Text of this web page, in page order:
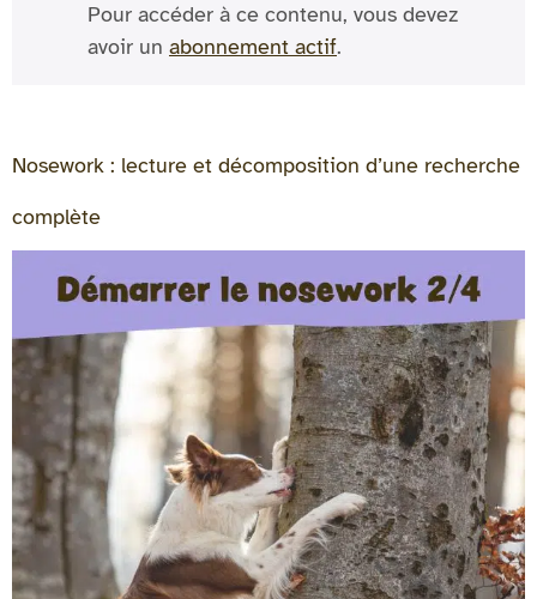
Pour accéder à ce contenu, vous devez
avoir un abonnement actif.
Nosework : lecture et décomposition d’une recherche
complète